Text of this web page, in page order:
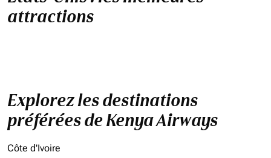
attractions
Explorez les destinations
préférées de Kenya Airways
Côte d'Ivoire